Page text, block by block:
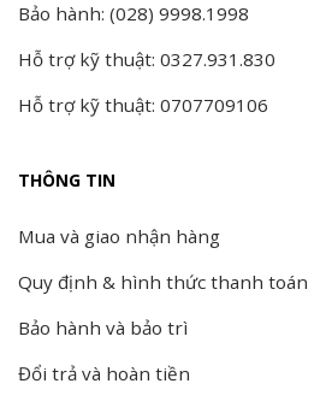
Bảo hành: (028) 9998.1998
Hỗ trợ kỹ thuật: 0327.931.830
Hỗ trợ kỹ thuật: 0707709106
THÔNG TIN
Mua và giao nhận hàng
Quy định & hình thức thanh toán
Bảo hành và bảo trì
Đổi trả và hoàn tiền